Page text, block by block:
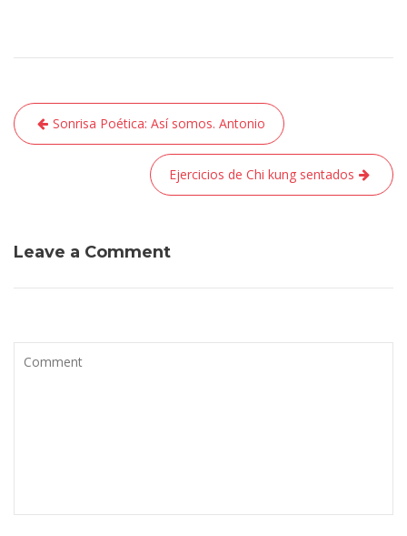
Navegación
de
Sonrisa Poética: Así somos. Antonio
Ejercicios de Chi kung sentados
Leave a Comment